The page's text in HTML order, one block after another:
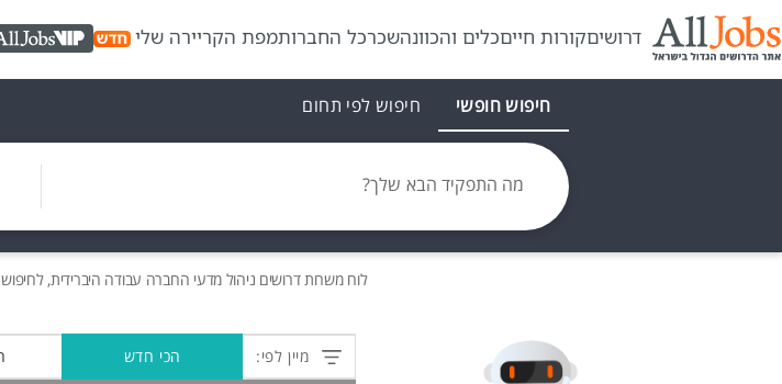
דרושיםקורות חייםכלים והכוונהשכרכל החברותמפת הקריירה שלי VIP
חיפוש חופשי חיפוש לפי תחום
מה התפקיד הבא שלך?
לוח משרותדרושים ניהול מדעי החברה עבודה היברידית,
מיין לפי: הכי חדש